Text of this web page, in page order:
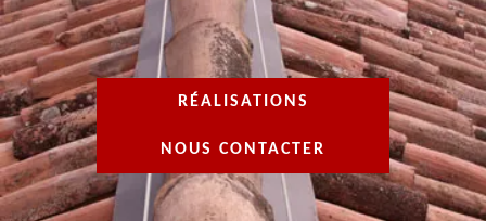
RÉALISATIONS
NOUS CONTACTER